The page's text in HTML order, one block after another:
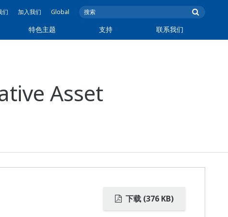
们 加入我们 Global
特色主题 支持 联系我们
Asset
下载 (376 KB)